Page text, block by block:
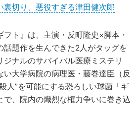
裏切り、悪役すぎる津田健次郎
ト』は、主演・反町隆史×脚本・
話題作を生んできた2人がタッグを
ナルのサバイバル医療ミステリ
い大学病院の病理医・藤巻達臣（反
人”を可能にする恐ろしい球菌「ギ
で、院内の熾烈な権力争いに巻き込